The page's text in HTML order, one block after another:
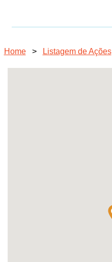
Home > Listagem de Ações